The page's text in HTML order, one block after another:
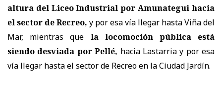
altura del Liceo Industrial por Amunategui hacia
el sector de Recreo, y por esa vía llegar hasta Viña del
Mar, mientras que la locomoción pública está
siendo desviada por Pellé, hacia Lastarria y por esa
vía llegar hasta el sector de Recreo en la Ciudad Jardín.